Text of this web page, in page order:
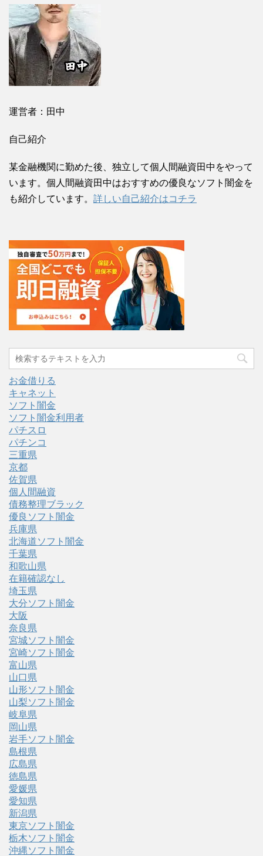
運営者：田中
自己紹介
某金融機関に勤めた後、独立して個人間融資田中をやって
います。個人間融資田中はおすすめの優良なソフト闇金を
も紹介しています。 詳しい自己紹介はコチラ
お金借りる
キャネット
ソフト闇金
ソフト闇金利用者
パチスロ
パチンコ
三重県
京都
佐賀県
個人間融資
債務整理ブラック
優良ソフト闇金
兵庫県
北海道ソフト闇金
千葉県
和歌山県
在籍確認なし
埼玉県
大分ソフト闇金
大阪
奈良県
宮城ソフト闇金
宮崎ソフト闇金
富山県
山口県
山形ソフト闇金
山梨ソフト闇金
岐阜県
岡山県
岩手ソフト闇金
島根県
広島県
徳島県
愛媛県
愛知県
新潟県
東京ソフト闇金
栃木ソフト闇金
沖縄ソフト闇金